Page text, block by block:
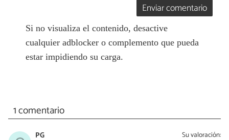
Enviar comentario
Si no visualiza el contenido, desactive
cualquier adblocker o complemento que pueda
estar impidiendo su carga.
1 comentario
Su valoración:
PG